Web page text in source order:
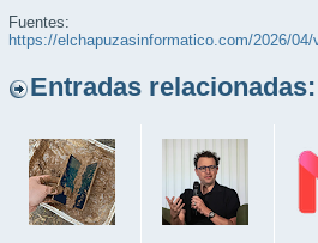
Fuentes:
https://elchapuzasinformatico.com/2026/
Entradas relacionadas: